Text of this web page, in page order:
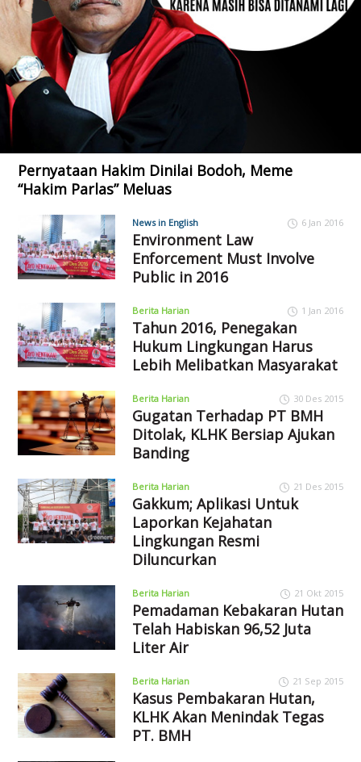
Pernyataan Hakim Dinilai Bodoh, Meme
“Hakim Parlas” Meluas
News in English 6 Jan 2016
Environment Law
Enforcement Must Involve
Public in 2016
Berita Harian 1 Jan 2016
Tahun 2016, Penegakan
Hukum Lingkungan Harus
Lebih Melibatkan Masyarakat
Berita Harian 30 Des 2015
Gugatan Terhadap PT BMH
Ditolak, KLHK Bersiap Ajukan
Banding
Berita Harian 21 Des 2015
Gakkum; Aplikasi Untuk
Laporkan Kejahatan
Lingkungan Resmi
Diluncurkan
Berita Harian 21 Okt 2015
Pemadaman Kebakaran Hutan
Telah Habiskan 96,52 Juta
Liter Air
Berita Harian 21 Sep 2015
Kasus Pembakaran Hutan,
KLHK Akan Menindak Tegas
PT. BMH